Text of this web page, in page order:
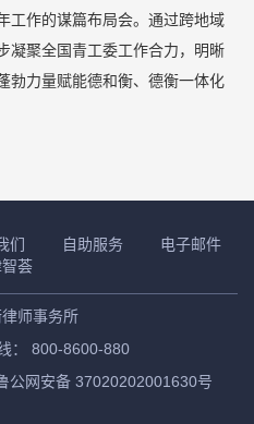
工作的谋篇布局会。通过跨地域
凝聚全国青工委工作合力，明晰
勃力量赋能德和衡、德衡一体化
们 自助服务
电子邮件
荟
师事务所
： 800-8600-880
公网安备 37020202001630号